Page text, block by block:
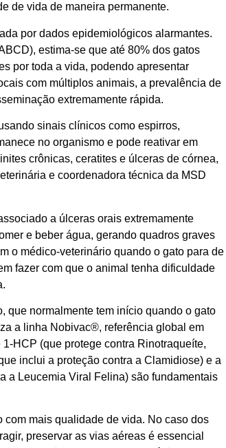
de vida de maneira permanente.
por dados epidemiológicos alarmantes.
estima-se que até 80% dos gatos
por toda a vida, podendo apresentar
com múltiplos animais, a prevalência de
extremamente rápida.
sinais clínicos como espirros,
no organismo e pode reativar em
crônicas, ceratites e úlceras de córnea,
e coordenadora técnica da MSD
a úlceras orais extremamente
e beber água, gerando quadros graves
o médico-veterinário quando o gato para de
fazer com que o animal tenha dificuldade
que normalmente tem início quando o gato
a linha Nobivac®, referência global em
HCP (que protege contra Rinotraqueíte,
inclui a proteção contra a Clamidiose) e a
a Leucemia Viral Felina) são fundamentais
com mais qualidade de vida. No caso dos
preservar as vias aéreas é essencial